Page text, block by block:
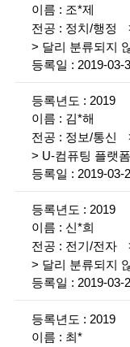
s
a
n
e
n
g
n
e
e
조*제
정치/행정
달리 분류되지
2019-03-
2019
김*해
정보/통신
U-컴퓨팅 플랫
2019-03-
2019
신*희
전기/전자
달리 분류되지
2019-03-
2019
최*